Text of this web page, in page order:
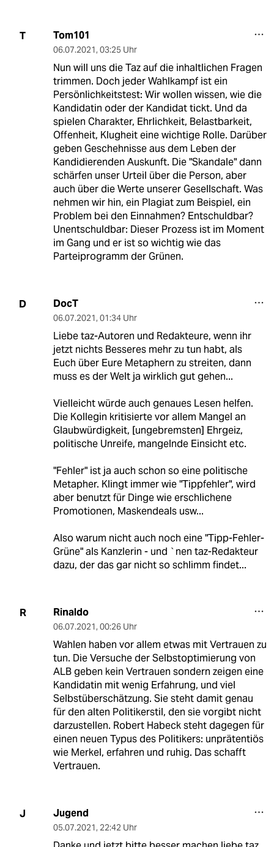
T Tom101
06.07.2021, 03:25 Uhr
Nun will uns die Taz auf die inhaltlichen Fragen
trimmen. Doch jeder Wahlkampf ist ein
Persönlichkeitstest: Wir wollen wissen, wie die
Kandidatin oder der Kandidat tickt. Und da
spielen Charakter, Ehrlichkeit, Belastbarkeit,
Offenheit, Klugheit eine wichtige Rolle. Darüber
geben Geschehnisse aus dem Leben der
Kandidierenden Auskunft. Die "Skandale" dann
schärfen unser Urteil über die Person, aber
auch über die Werte unserer Gesellschaft. Was
nehmen wir hin, ein Plagiat zum Beispiel, ein
Problem bei den Einnahmen? Entschuldbar?
Unentschuldbar: Dieser Prozess ist im Moment
im Gang und er ist so wichtig wie das
Parteiprogramm der Grünen.
D DocT
06.07.2021, 01:34 Uhr
Liebe taz-Autoren und Redakteure, wenn ihr
jetzt nichts Besseres mehr zu tun habt, als
Euch über Eure Metaphern zu streiten, dann
muss es der Welt ja wirklich gut gehen...
Vielleicht würde auch genaues Lesen helfen.
Die Kollegin kritisierte vor allem Mangel an
Glaubwürdigkeit, [ungebremsten] Ehrgeiz,
politische Unreife, mangelnde Einsicht etc.
"Fehler" ist ja auch schon so eine politische
Metapher. Klingt immer wie "Tippfehler", wird
aber benutzt für Dinge wie erschlichene
Promotionen, Maskendeals usw...
Also warum nicht auch noch eine "Tipp-Fehler-
Grüne" als Kanzlerin - und `nen taz-Redakteur
dazu, der das gar nicht so schlimm findet...
R Rinaldo
06.07.2021, 00:26 Uhr
Wahlen haben vor allem etwas mit Vertrauen zu
tun. Die Versuche der Selbstoptimierung von
ALB geben kein Vertrauen sondern zeigen eine
Kandidatin mit wenig Erfahrung, und viel
Selbstüberschätzung. Sie steht damit genau
für den alten Politikerstil, den sie vorgibt nicht
darzustellen. Robert Habeck steht dagegen für
einen neuen Typus des Politikers: unprätentiös
wie Merkel, erfahren und ruhig. Das schafft
Vertrauen.
J Jugend
05.07.2021, 22:42 Uhr